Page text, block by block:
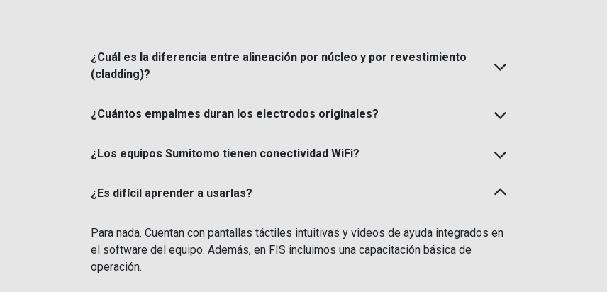
¿Cuál es la diferencia entre alineación por núcleo y por revestimiento
(cladding)?
¿Cuántos empalmes duran los electrodos originales?
¿Los equipos Sumitomo tienen conectividad WiFi?
¿Es difícil aprender a usarlas?
Para nada. Cuentan con pantallas táctiles intuitivas y videos de ayuda integrados en
el software del equipo. Además, en FIS incluimos una capacitación básica de
operación.